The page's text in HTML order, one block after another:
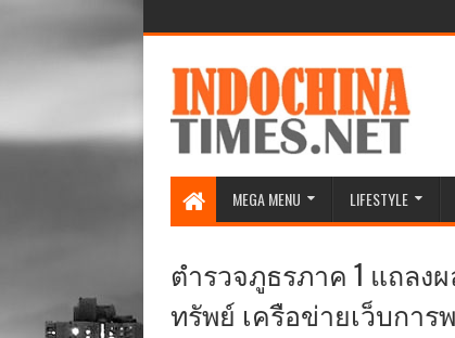
MEGA MENU LIFESTYLE
ตำรวจภูธรภาค 1 แถล
ทรัพย์ เครือข่ายเว็บการ